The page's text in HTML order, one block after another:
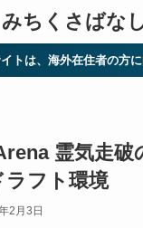
みちくさばな
住者の方に向けて情報を
霊気走破
ラフト環境
2月3日